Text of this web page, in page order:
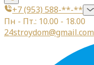
+7 (953) 588-**-**
Пн - Пт.: 10.00 - 18.00
24stroydom@gmail.com